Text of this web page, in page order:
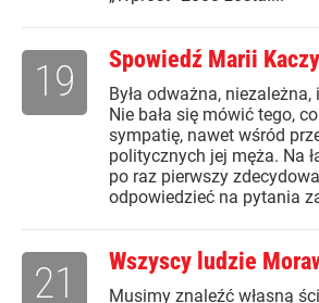
Spowiedź Marii
Była odważna,
Nie bała się mówić tego,
sympatię, nawet wśród
politycznych jej męża. Na
po raz pierwszy
odpowiedzieć na pytania
19
Wszyscy ludzie
Musimy znaleźć własną
21